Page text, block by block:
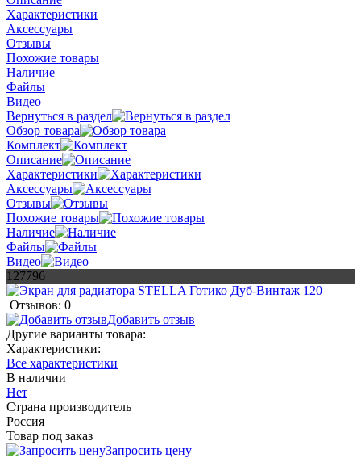
Характеристики
Аксессуары
Отзывы
Похожие товары
Наличие
Файлы
Видео
Вернуться в раздел
Обзор товара
Комплект
Описание
Характеристики
Аксессуары
Отзывы
Похожие товары
Наличие
Файлы
Видео
127796
Отзывов: 0
Добавить отзыв
Другие варианты товара:
Характеристики:
Все характеристики
В наличии
Нет
Страна производитель
Россия
Товар под заказ
Запросить цену